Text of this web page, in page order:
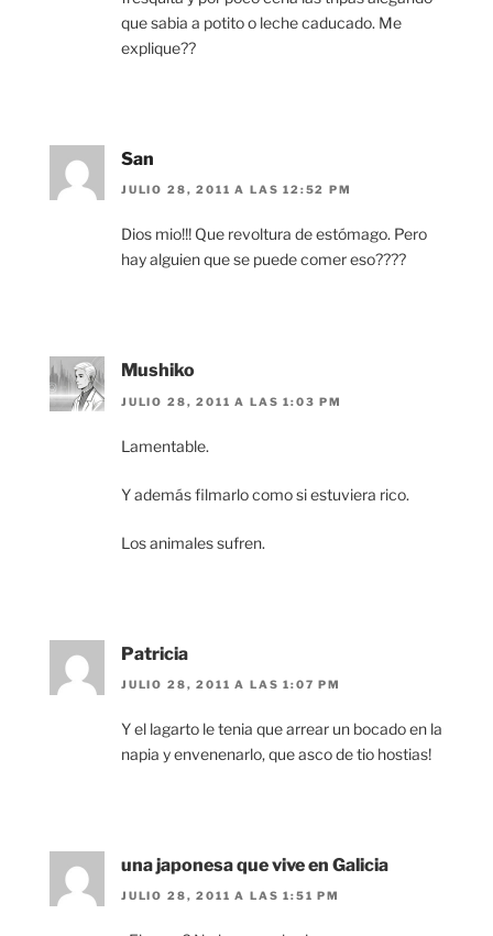
que sabia a potito o leche caducado. Me
explique??
San
JULIO 28, 2011 A LAS 12:52 PM
Dios mio!!! Que revoltura de estómago. Pero
hay alguien que se puede comer eso????
Mushiko
JULIO 28, 2011 A LAS 1:03 PM
Lamentable.
Y además filmarlo como si estuviera rico.
Los animales sufren.
Patricia
JULIO 28, 2011 A LAS 1:07 PM
Y el lagarto le tenia que arrear un bocado en la
napia y envenenarlo, que asco de tio hostias!
una japonesa que vive en Galicia
JULIO 28, 2011 A LAS 1:51 PM